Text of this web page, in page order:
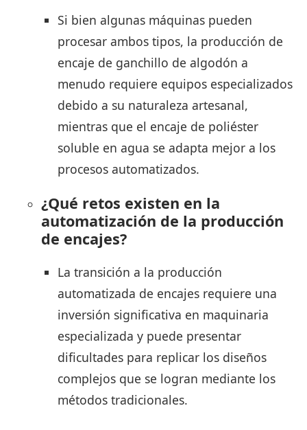
Si bien algunas máquinas pueden
procesar ambos tipos, la producción de
encaje de ganchillo de algodón a
menudo requiere equipos especializados
debido a su naturaleza artesanal,
mientras que el encaje de poliéster
soluble en agua se adapta mejor a los
procesos automatizados.
¿Qué retos existen en la
automatización de la producción
de encajes?
La transición a la producción
automatizada de encajes requiere una
inversión significativa en maquinaria
especializada y puede presentar
dificultades para replicar los diseños
complejos que se logran mediante los
métodos tradicionales.